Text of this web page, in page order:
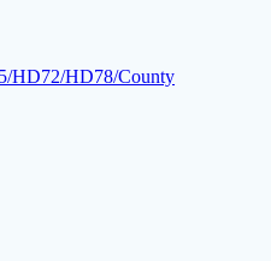
HD72/HD78/County